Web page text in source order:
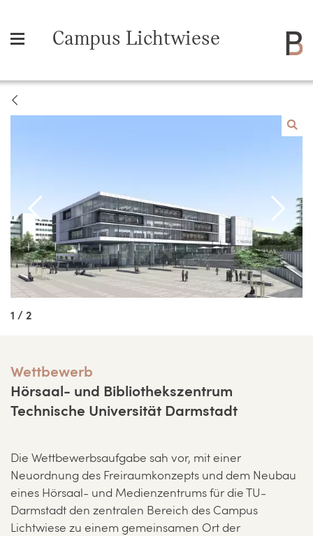
Campus Lichtwiese
1 / 2
Wettbewerb
Hörsaal- und Bibliothekszentrum
Technische Universität Darmstadt
Die Wettbewerbsaufgabe sah vor, mit einer
Neuordnung des Freiraumkonzepts und dem Neubau
eines Hörsaal- und Medienzentrums für die TU-
Darmstadt den zentralen Bereich des Campus
Lichtwiese zu einem gemeinsamen Ort der